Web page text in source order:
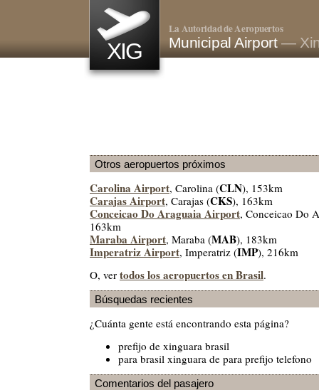
XIG
La Autoridad de Aeropuertos
Municipal Airport —
Otros aeropuertos próximos
Carolina Airport, Carolina (CLN), 153km
Carajas Airport, Carajas (CKS), 163km
Conceicao Do Araguaia Airport, Conceicao Do
163km
Maraba Airport, Maraba (MAB), 183km
Imperatriz Airport, Imperatriz (IMP), 216km
O, ver todos los aeropuertos en Brasil.
Búsquedas recientes
¿Cuánta gente está encontrando esta página?
prefijo de xinguara brasil
para brasil xinguara de para prefijo telefono
Comentarios del pasajero